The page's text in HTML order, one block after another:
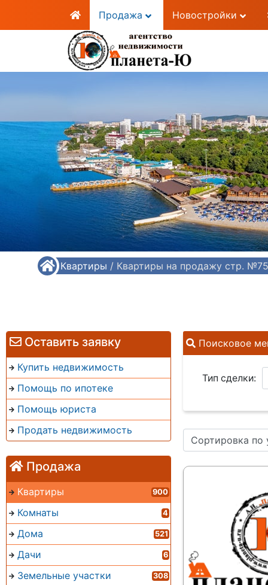
Продажа Новостройки
/ Квартиры / Квартиры на продажу стр.
Оставить заявку
Купить недвижимость
Помощь по ипотеке
Помощь юриста
Продать недвижимость
Продажа
Квартиры 900
Комнаты 4
Дома 521
Дачи 6
Земельные участки 308
Поисковое
Тип сделки:
Сортировка по